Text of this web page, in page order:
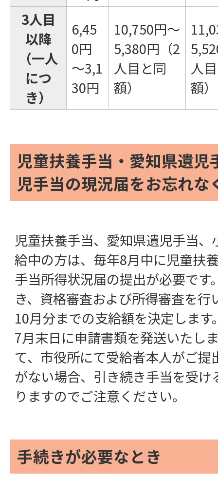
3人目
以降
（一人
につ
き）
6,45
0円
～3,1
30円
10,750円～
5,380円（2
人目と同
額）
人
額）
児童扶養手当・愛知県遺児
児手当の現況届をお忘れな
児童扶養手当、愛知県遺児手当
給中の方は、毎年8月中に児童扶
手当所得状況届の提出が必要です
き、資格審査および所得審査を
10月分までの支給額を決定します
7月末日に申請書類を発送いたし
て、市役所にて受給者本人がご
がない場合、引き続き手当を受
りますのでご注意ください。
手続きが必要なとき